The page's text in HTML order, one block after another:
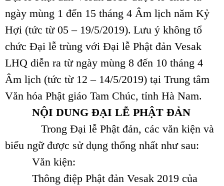
ngày mùng 1 đến 15 tháng 4 Âm lịch năm Kỷ
Hợi (tức từ 05 – 19/5/2019). Lưu ý không tổ
chức Đại lễ trùng với Đại lễ Phật đản Vesak
LHQ diễn ra từ ngày mùng 8 đến 10 tháng 4
Âm lịch (tức từ 12 – 14/5/2019) tại Trung tâm
Văn hóa Phật giáo Tam Chúc, tỉnh Hà Nam.
NỘI DUNG ĐẠI LỄ PHẬT ĐẢN
Trong Đại lễ Phật đản, các văn kiện và
biểu ngữ được sử dụng thống nhất như sau:
Văn kiện:
Thông điệp Phật đản Vesak 2019 của